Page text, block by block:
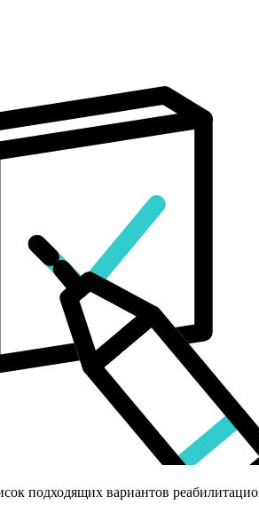
подходящих вариантов